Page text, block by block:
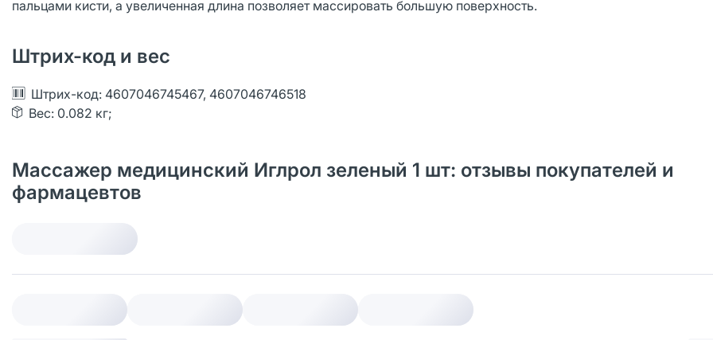
пальцами кисти, а увеличенная длина позволяет массировать большую поверхность.
Штрих-код и вес
Штрих-код: 4607046745467, 4607046746518
Вес: 0.082 кг;
Массажер медицинский Иглрол зеленый 1 шт: отзывы покупателей и
фармацевтов